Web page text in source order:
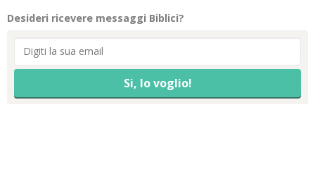
Desideri ricevere messaggi Biblici?